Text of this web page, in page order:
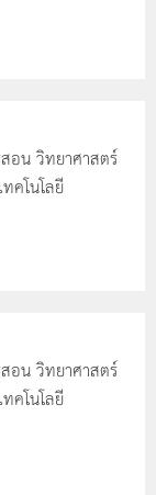
อน วิทยาศาสตร์
คโนโลยี
อน วิทยาศาสตร์
คโนโลยี